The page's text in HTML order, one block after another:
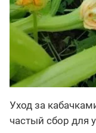
Уход за
частый сбор для